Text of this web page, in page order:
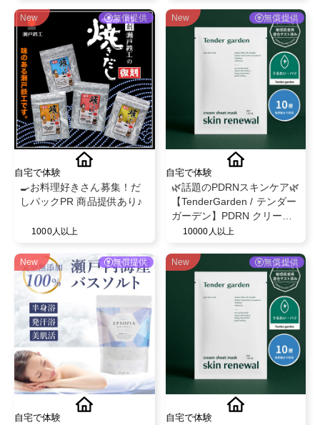
New 無償提供
自宅で体験
🍳お料理好きさん募集！だ
しパックPR 商品提供あり♪
1000人以上
New 無償提供
自宅で体験
🌿話題のPDRNスキンケア🌿
【TenderGarden / テンダー
ガーデン】PDRN クリーム
シートマスク 30g × 5枚 モ
10000人以上
New 無償提供
自宅で体験
New 無償提供
自宅で体験